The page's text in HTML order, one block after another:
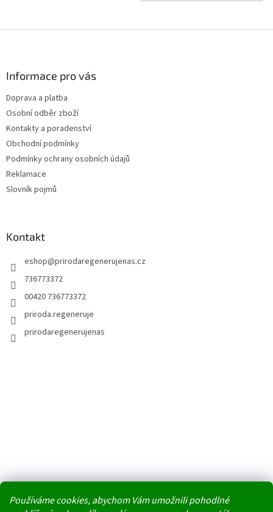
Používáme cookies, abychom Vám umožnili pohodlné
Informace pro vás
Doprava a platba
Osobní odběr zboží
Kontakty a poradenství
Obchodní podmínky
Podmínky ochrany osobních údajů
Reklamace
Slovník pojmů
Kontakt
eshop@prirodaregenerujenas.cz
736773372
00420 736773372
priroda.regeneruje
prirodaregenerujenas